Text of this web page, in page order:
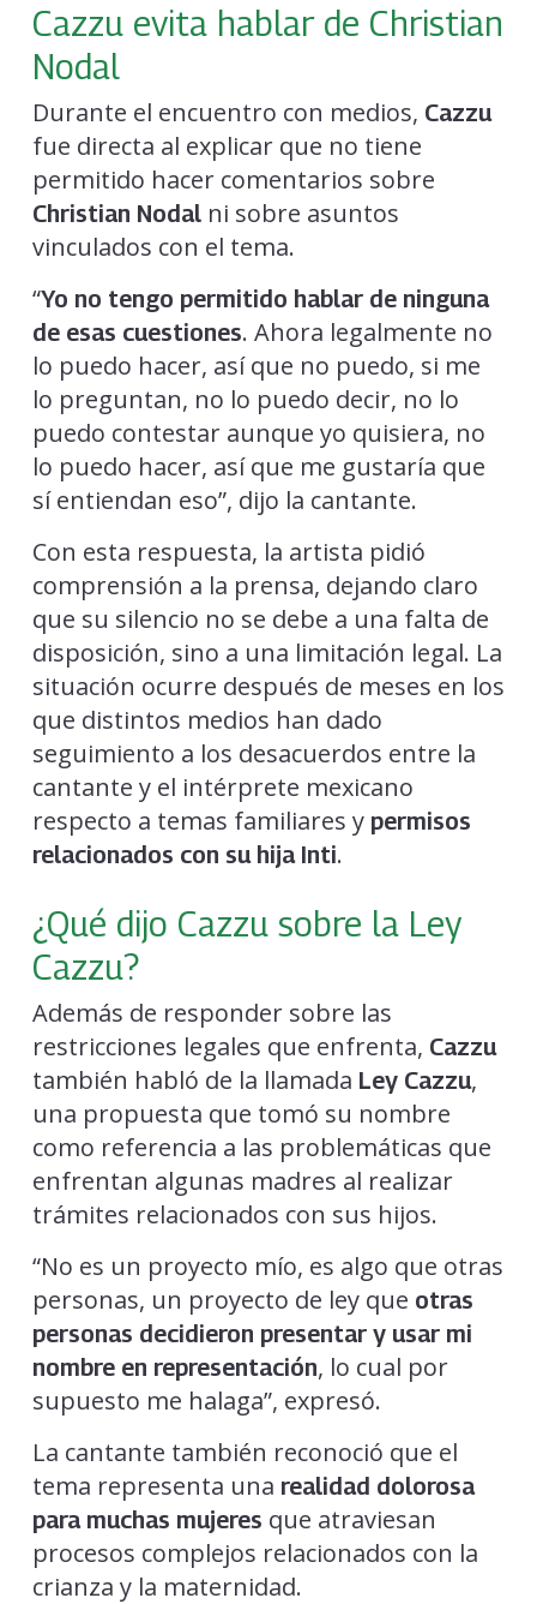
Cazzu evita hablar de Christian
Nodal
Durante el encuentro con medios, Cazzu
fue directa al explicar que no tiene
permitido hacer comentarios sobre
Christian Nodalni sobre asuntos
vinculados con el tema.
“Yo no tengo permitido hablar de ninguna
de esas cuestiones. Ahora legalmente no
lo puedo hacer, así que no puedo, si me
lo preguntan, no lo puedo decir, no lo
puedo contestar aunque yo quisiera, no
lo puedo hacer, así que me gustaría que
sí entiendan eso”, dijo la cantante.
Con esta respuesta, la artista pidió
comprensión a la prensa, dejando claro
que su silencio no se debe a una falta de
disposición, sino a una limitación legal. La
situación ocurre después de meses en los
que distintos medios han dado
seguimiento a los desacuerdos entre la
cantante y el intérprete mexicano
respecto a temas familiares y permisos
relacionados con su hija Inti.
¿Qué dijo Cazzu sobre la Ley
Cazzu?
Además de responder sobre las
restricciones legales que enfrenta, Cazzu
también habló de la llamada Ley Cazzu,
una propuesta que tomó su nombre
como referencia a las problemáticas que
enfrentan algunas madres al realizar
trámites relacionados con sus hijos.
“No es un proyecto mío, es algo que otras
personas, un proyecto de ley que otras
personas decidieron presentar y usar mi
nombre en representación, lo cual por
supuesto me halaga”, expresó.
La cantante también reconoció que el
tema representa una realidad dolorosa
para muchas mujeres que atraviesan
procesos complejos relacionados con la
crianza y la maternidad.